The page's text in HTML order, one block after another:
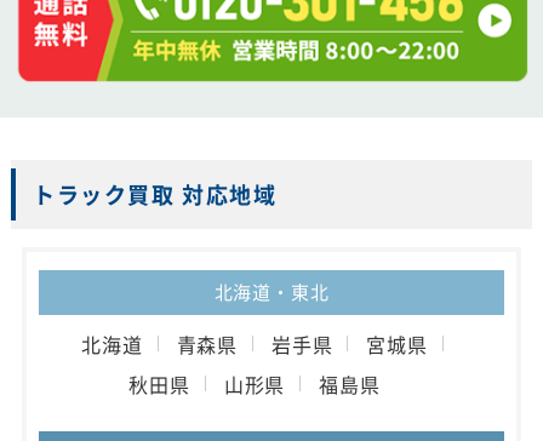
トラック買取 対応地域
北海道・東北
北海道 青森県 岩手県
宮城県
秋田県
山形県 福島県